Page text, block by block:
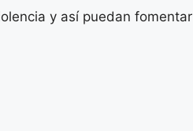
y así puedan fomentar